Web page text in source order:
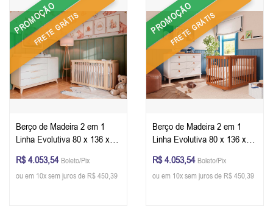
PROMOÇÃO
FRETE GRÁTIS
Berço de Madeira 2 em 1
Linha Evolutiva 80 x 136 x 79
Malva + Colchão
R$ 4.053,54 Boleto/Pix
ou em 10x sem juros de R$ 450,39
PROMOÇÃO
FRETE GRÁTIS
Berço de Madeira 2 em 1
Linha Evolutiva 80 x 136 x 79
+ Colchão
R$ 4.053,54 Boleto/Pix
ou em 10x sem juros de R$ 450,39